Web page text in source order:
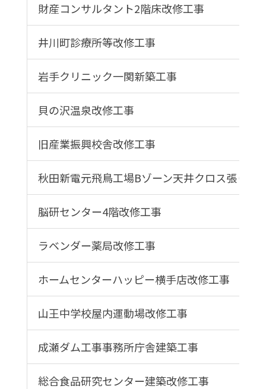
財産コンサルタント2階床改修工事
井川町診療所等改修工事
岩手クリニック一関新築工事
貝の沢温泉改修工事
旧産業振興校舎改修工事
秋田新電元飛鳥工場Bゾーン天井クロス張り工
脳研センター4階改修工事
ラベンダー薬局改修工事
ホームセンターハッピー横手店改修工事
山王中学校屋内運動場改修工事
成瀬ダム工事事務所庁舎建築工事
総合食品研究センター建築改修工事